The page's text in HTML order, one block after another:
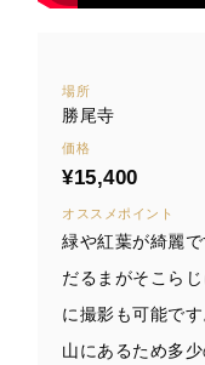
場所
勝尾寺
価格
¥15,400
オススメポイント
緑や紅葉が綺麗で
だるまがそこら
に撮影も可能です
山にあるため多